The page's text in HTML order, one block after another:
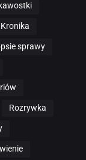
sprawy
Rozrywka